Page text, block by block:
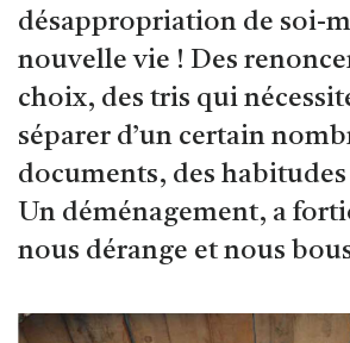
désappropriation de soi-
nouvelle vie ! Des
choix, des tris qui
séparer d’un certain
documents, des habitudes
Un déménagement, a
nous dérange et nous